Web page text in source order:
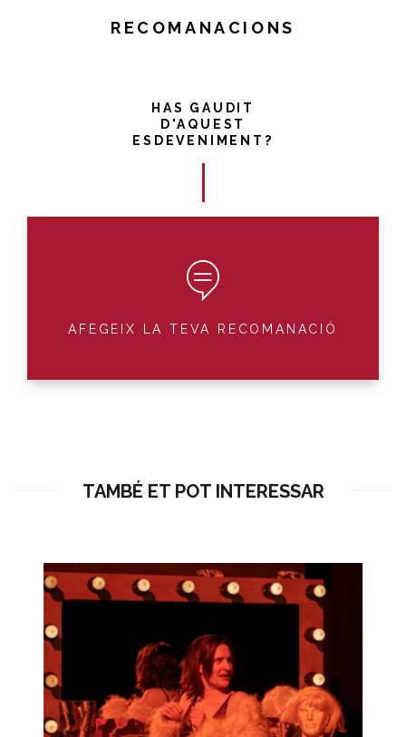
RECOMANACIONS
HAS GAUDIT
D'AQUEST
ESDEVENIMENT?
AFEGEIX LA TEVA RECOMANACIÓ
TAMBÉ ET POT INTERESSAR